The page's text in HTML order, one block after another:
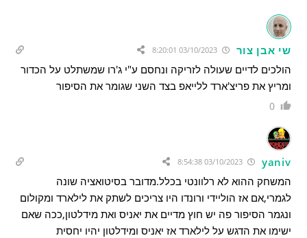
שי אבן צור 03/10/2023 8:20:01
הולכים לדיים שעולה לזריקה ונחסם ע"י ג'רו שמשתלט על הכדור
ומריץ את פריצ'ארד ללייאפ בצד השני שגומר את הסיפור
0
yaniv
המשחק ההוא לא רלוונטי בכלל.מדובר בסיטואציה שונה
לגמרי,אם אז הוליידי ורונדו היו צריכים לשתק את לילארד ומקולום
ונגמר הסיפור פה יש חוץ מדיים את יאניס ואת מידלטון,ככה שאם
ישימו את הדגש על לילארד אז יאניס ומידלטון יהיו יחסית